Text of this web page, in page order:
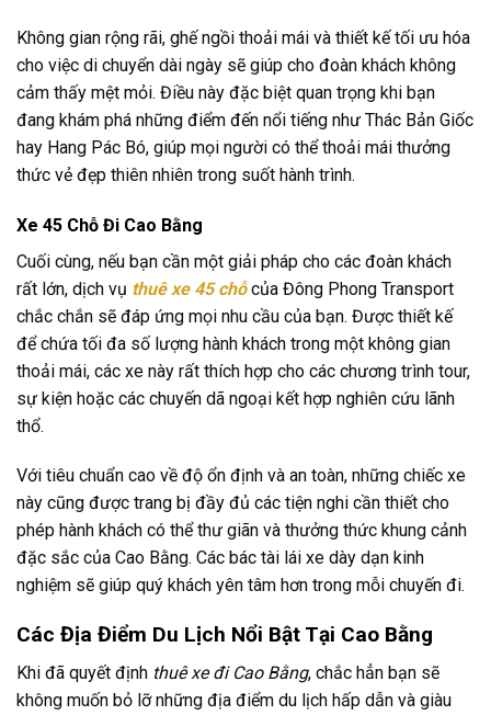
Không gian rộng rãi, ghế ngồi thoải mái và thiết kế tối ưu hóa
cho việc di chuyển dài ngày sẽ giúp cho đoàn khách không
cảm thấy mệt mỏi. Điều này đặc biệt quan trọng khi bạn
đang khám phá những điểm đến nổi tiếng như Thác Bản Giốc
hay Hang Pác Bó, giúp mọi người có thể thoải mái thưởng
thức vẻ đẹp thiên nhiên trong suốt hành trình.
Xe 45 Chỗ Đi Cao Bằng
Cuối cùng, nếu bạn cần một giải pháp cho các đoàn khách
rất lớn, dịch vụ thuê xe 45 chỗcủa Đông Phong Transport
chắc chắn sẽ đáp ứng mọi nhu cầu của bạn. Được thiết kế
để chứa tối đa số lượng hành khách trong một không gian
thoải mái, các xe này rất thích hợp cho các chương trình tour,
sự kiện hoặc các chuyến dã ngoại kết hợp nghiên cứu lãnh
thổ.
Với tiêu chuẩn cao về độ ổn định và an toàn, những chiếc xe
này cũng được trang bị đầy đủ các tiện nghi cần thiết cho
phép hành khách có thể thư giãn và thưởng thức khung cảnh
đặc sắc của Cao Bằng. Các bác tài lái xe dày dạn kinh
nghiệm sẽ giúp quý khách yên tâm hơn trong mỗi chuyến đi.
Các Địa Điểm Du Lịch Nổi Bật Tại Cao Bằng
Khi đã quyết định thuê xe đi Cao Bằng, chắc hẳn bạn sẽ
không muốn bỏ lỡ những địa điểm du lịch hấp dẫn và giàu